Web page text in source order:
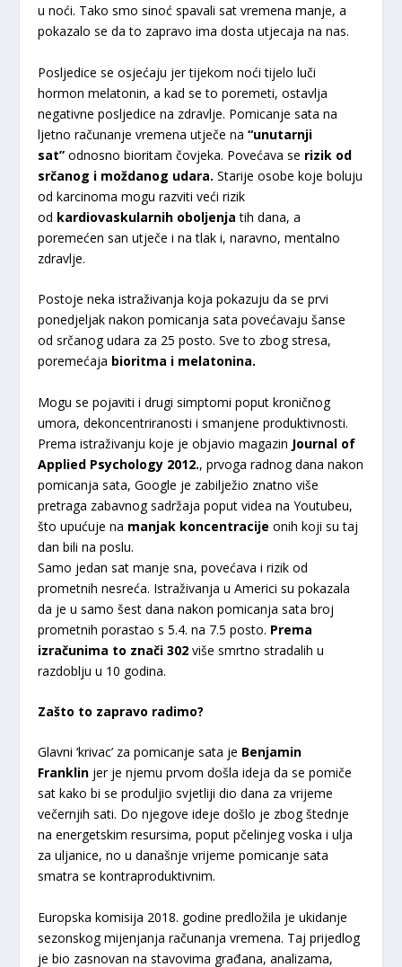
u noći. Tako smo sinoć spavali sat vremena manje, a
pokazalo se da to zapravo ima dosta utjecaja na nas.
Posljedice se osjećaju jer tijekom noći tijelo luči
hormon melatonin, a kad se to poremeti, ostavlja
negativne posljedice na zdravlje. Pomicanje sata na
ljetno računanje vremena utječe na“unutarnji
sat” odnosno bioritam čovjeka. Povećava se rizik od
srčanog i moždanog udara. Starije osobe koje boluju
od karcinoma mogu razviti veći rizik
od kardiovaskularnih oboljenja tih dana, a
poremećen san utječe i na tlak i, naravno, mentalno
zdravlje.
Postoje neka istraživanja koja pokazuju da se prvi
ponedjeljak nakon pomicanja sata povećavaju šanse
od srčanog udara za 25 posto. Sve to zbog stresa,
poremećaja bioritma i melatonina.
Mogu se pojaviti i drugi simptomi poput kroničnog
umora, dekoncentriranosti i smanjene produktivnosti.
Prema istraživanju koje je objavio magazin Journal of
Applied Psychology 2012., prvoga radnog dana nakon
pomicanja sata, Google je zabilježio znatno više
pretraga zabavnog sadržaja poput videa na Youtubeu,
što upućuje na manjak koncentracije onih koji su taj
dan bili na poslu.
Samo jedan sat manje sna, povećava i rizik od
prometnih nesreća. Istraživanja u Americi su pokazala
da je u samo šest dana nakon pomicanja sata broj
prometnih porastao s 5.4. na 7.5 posto. Prema
izračunima to znači 302 više smrtno stradalih u
razdoblju u 10 godina.
Zašto to zapravo radimo?
Glavni ‘krivac’ za pomicanje sata je Benjamin
Franklin jer je njemu prvom došla ideja da se pomiče
sat kako bi se produljio svjetliji dio dana za vrijeme
večernjih sati. Do njegove ideje došlo je zbog štednje
na energetskim resursima, poput pčelinjeg voska i ulja
za uljanice, no u današnje vrijeme pomicanje sata
smatra se kontraproduktivnim.
Europska komisija 2018. godine predložila je ukidanje
sezonskog mijenjanja računanja vremena. Taj prijedlog
je bio zasnovan na stavovima građana, analizama,